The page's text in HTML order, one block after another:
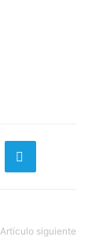
Artículo siguiente